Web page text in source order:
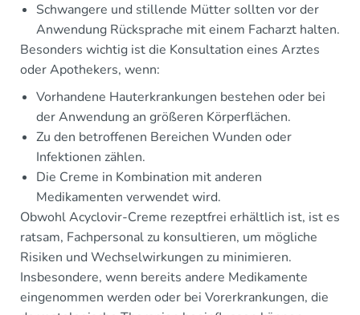
Schwangere und stillende Mütter sollten vor der
Anwendung Rücksprache mit einem Facharzt halten.
Besonders wichtig ist die Konsultation eines Arztes
oder Apothekers, wenn:
Vorhandene Hauterkrankungen bestehen oder bei
der Anwendung an größeren Körperflächen.
Zu den betroffenen Bereichen Wunden oder
Infektionen zählen.
Die Creme in Kombination mit anderen
Medikamenten verwendet wird.
Obwohl Acyclovir-Creme rezeptfrei erhältlich ist, ist es
ratsam, Fachpersonal zu konsultieren, um mögliche
Risiken und Wechselwirkungen zu minimieren.
Insbesondere, wenn bereits andere Medikamente
eingenommen werden oder bei Vorerkrankungen, die